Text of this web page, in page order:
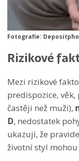
Fotografie:
Rizikové
Mezi rizikové
predispozice,
častěji než muži),
D, nedostatek
ukazují, že
životní styl